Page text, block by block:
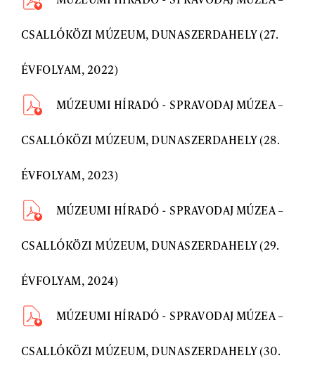
CSALLÓKÖZI MÚZEUM, DUNASZERDAHELY (27.
ÉVFOLYAM, 2022)
MÚZEUMI HÍRADÓ - SPRAVODAJ MÚZEA –
CSALLÓKÖZI MÚZEUM, DUNASZERDAHELY (28.
ÉVFOLYAM, 2023)
MÚZEUMI HÍRADÓ - SPRAVODAJ MÚZEA –
CSALLÓKÖZI MÚZEUM, DUNASZERDAHELY (29.
ÉVFOLYAM, 2024)
MÚZEUMI HÍRADÓ - SPRAVODAJ MÚZEA –
CSALLÓKÖZI MÚZEUM, DUNASZERDAHELY (30.